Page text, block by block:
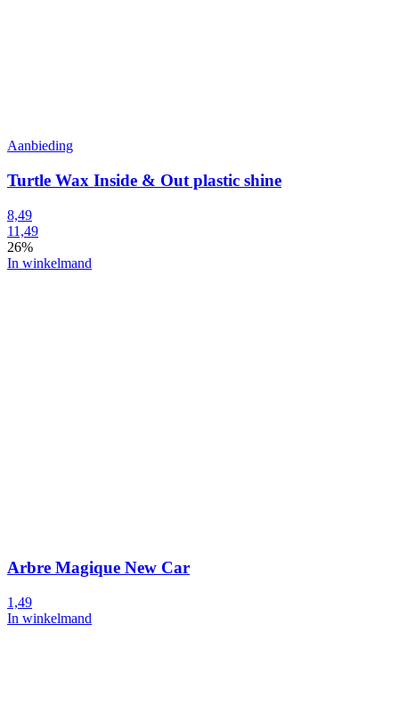
Aanbieding
Turtle Wax Inside & Out plastic shine
8,49
11,49
26%
In winkelmand
Arbre Magique New Car
1,49
In winkelmand